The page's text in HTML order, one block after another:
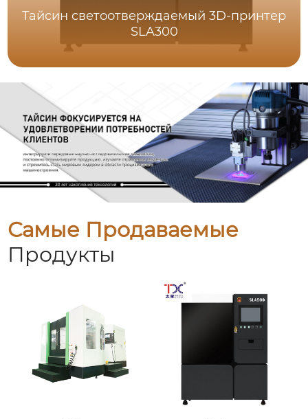
Тайсин светоотверждаемый 3D-принтер
SLA300
Самые Продаваемые
Продукты